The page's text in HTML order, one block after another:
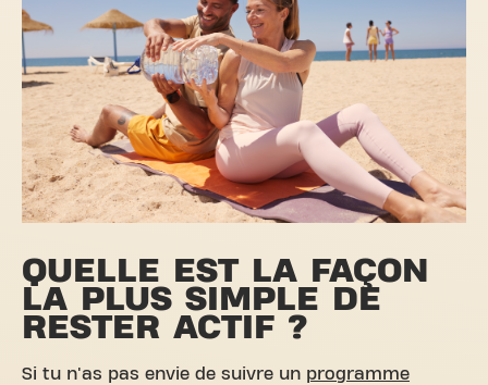
QUELLE EST LA FAÇON
LA PLUS SIMPLE DE
RESTER ACTIF ?
Si tu n'as pas envie de suivre un programme